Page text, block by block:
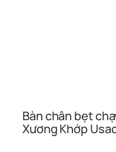
Bàn chân bẹt
Xương Khớp